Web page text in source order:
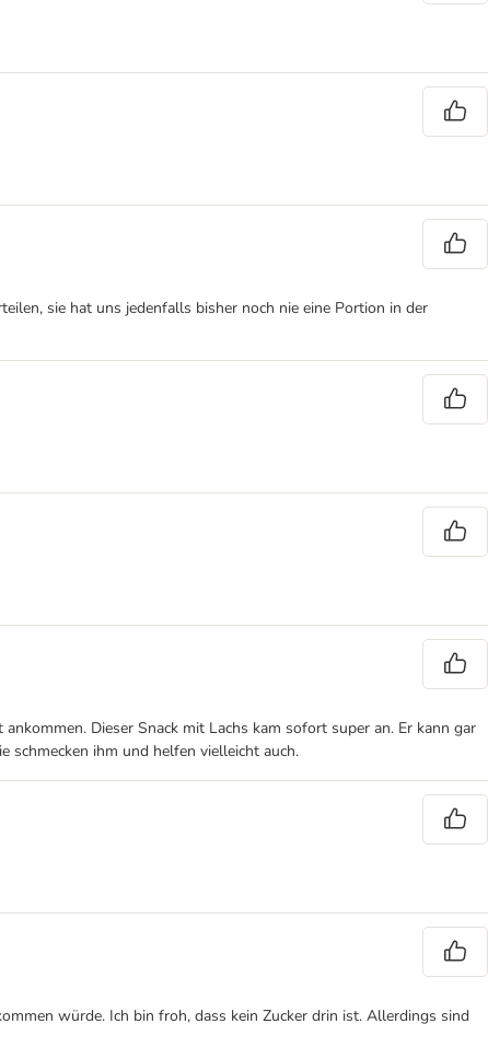
sie hat uns jedenfalls bisher noch nie eine Portion in der
Dieser Snack mit Lachs kam sofort super an. Er kann gar
schmecken ihm und helfen vielleicht auch.
würde. Ich bin froh, dass kein Zucker drin ist. Allerdings sind